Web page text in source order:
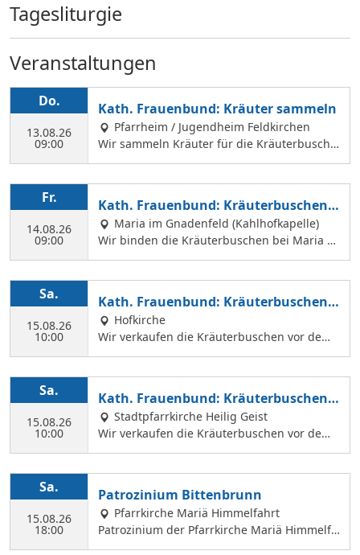
Tagesliturgie
Veranstaltungen
Do.
13.08.26
09:00
Kath. Frauenbund: Kräuter sammeln
Pfarrheim / Jugendheim Feldkirchen
Wir sammeln Kräuter für die Kräuterbusche
n, die wir am 14. August binden und an Mar
Margit Ettig am Jugendheim Feldkirchen.
Fr.
14.08.26
09:00
Kath. Frauenbund: Kräuterbuschen b
inden
Maria im Gnadenfeld (Kahlhofkapelle)
Wir binden die Kräuterbuschen bei Maria a
m Kahlhof. Wir brauchen viele Helferinnen z
der Hl. Geist Kirche Kräuterbuschen verkauf
en können.
Sa.
15.08.26
10:00
Kath. Frauenbund: Kräuterbuschen V
erkauf
Hofkirche
Wir verkaufen die Kräuterbuschen vor dem
Festgottesdienst in der Hofkirche.
Sa.
15.08.26
10:00
Kath. Frauenbund: Kräuterbuschen V
erkauf
Stadtpfarrkirche Heilig Geist
Wir verkaufen die Kräuterbuschen vor dem
Festgottesdienst in der Hl. Geist Kirche.
Sa.
15.08.26
18:00
Patrozinium Bittenbrunn
Pfarrkirche Mariä Himmelfahrt
Patrozinium der Pfarrkirche Mariä Himmelfa
hrt in Bittenbrunn Um 18:00 Uhr Festgottesd